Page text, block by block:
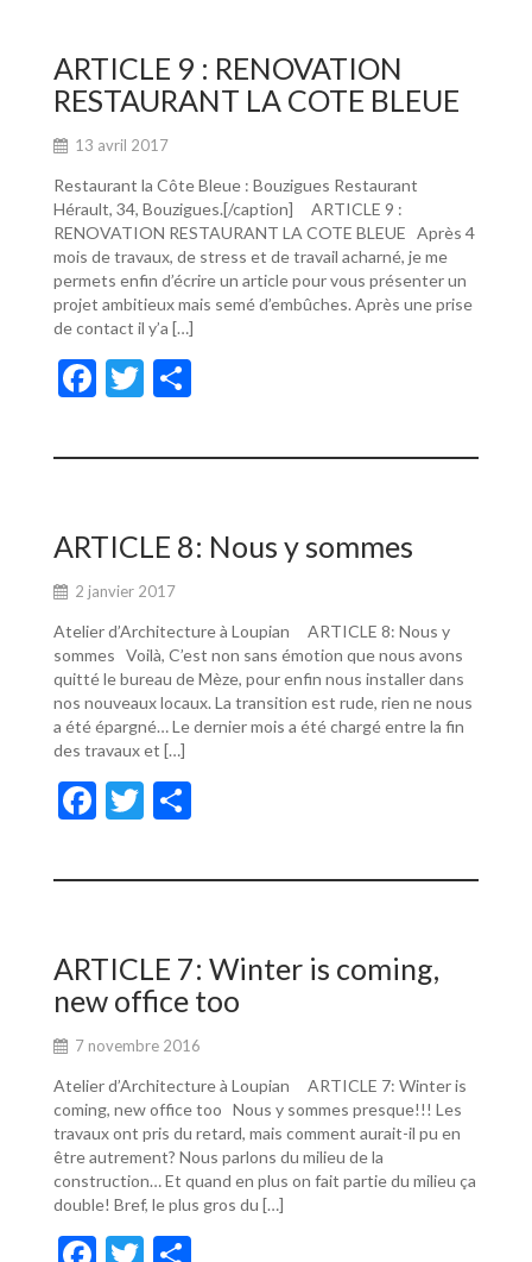
o
o
k
er
ARTICLE 9 : RENOVATION
RESTAURANT LA COTE BLEUE
13 avril 2017
Restaurant la Côte Bleue : Bouzigues Restaurant
Hérault, 34, Bouzigues.[/caption] ARTICLE 9 :
RENOVATION RESTAURANT LA COTE BLEUE Après 4
mois de travaux, de stress et de travail acharné, je me
permets enfin d’écrire un article pour vous présenter un
projet ambitieux mais semé d’embûches. Après une prise
de contact il y’a […]
F
e
o
o
k
T
itt ta
er
ARTICLE 8: Nous y sommes
2 janvier 2017
Atelier d’Architecture à Loupian ARTICLE 8: Nous y
sommes Voilà, C’est non sans émotion que nous avons
quitté le bureau de Mèze, pour enfin nous installer dans
nos nouveaux locaux. La transition est rude, rien ne nous
a été épargné… Le dernier mois a été chargé entre la fin
des travaux et […]
F
e
o
o
k
T
itt ta
er
ARTICLE 7: Winter is coming,
new office too
7 novembre 2016
Atelier d’Architecture à Loupian ARTICLE 7: Winter is
coming, new office too Nous y sommes presque!!! Les
travaux ont pris du retard, mais comment aurait-il pu en
être autrement? Nous parlons du milieu de la
construction… Et quand en plus on fait partie du milieu ça
double! Bref, le plus gros du […]